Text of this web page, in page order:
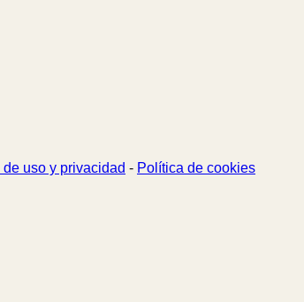
uso y privacidad - Política de cookies